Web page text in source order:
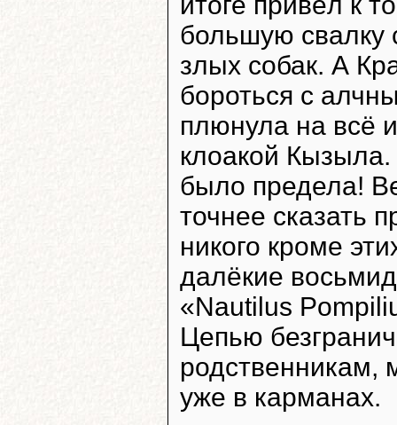
большую свалку
злых собак. А
бороться с
плюнула на всё
клоакой
было предела!
точнее сказать
никого кроме
далёкие
«Nautilus
Цепью
родственникам,
уже в карманах.